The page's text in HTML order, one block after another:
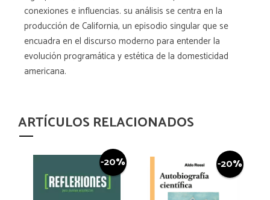
conexiones e influencias. su análisis se centra en la
producción de California, un episodio singular que se
encuadra en el discurso moderno para entender la
evolución programática y estética de la domesticidad
americana.
ARTÍCULOS RELACIONADOS
-20% -20%